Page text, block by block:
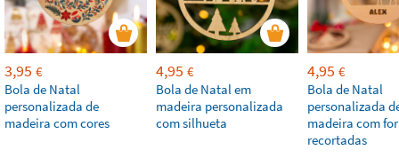
3,95 €
Bola de Natal
personalizada de
madeira com cores
4,95 €
Bola de Natal em
madeira personalizada
com silhueta
4,95 €
Bola de Natal
personalizada
madeira com
recortadas